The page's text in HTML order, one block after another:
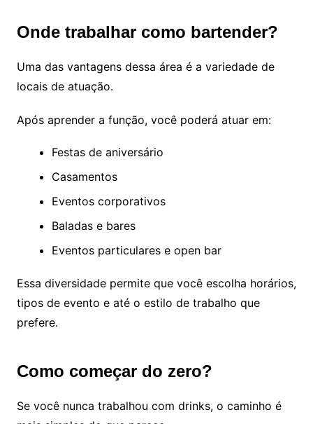
Onde trabalhar como bartender?
Uma das vantagens dessa área é a variedade de
locais de atuação.
Após aprender a função, você poderá atuar em:
Festas de aniversário
Casamentos
Eventos corporativos
Baladas e bares
Eventos particulares e open bar
Essa diversidade permite que você escolha horários,
tipos de evento e até o estilo de trabalho que
prefere.
Como começar do zero?
Se você nunca trabalhou com drinks, o caminho é